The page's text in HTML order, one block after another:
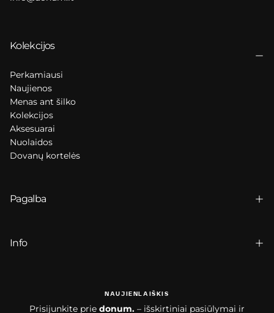
Kolekcijos
Perkamiausi
Naujienos
Menas ant šilko
Kolekcijos
Aksesuarai
Nuolaidos
Dovanų kortelės
Pagalba
Info
NAUJIENLAIŠKIS
Prisijunkite prie donum. – išskirtiniai pasiūlymai ir